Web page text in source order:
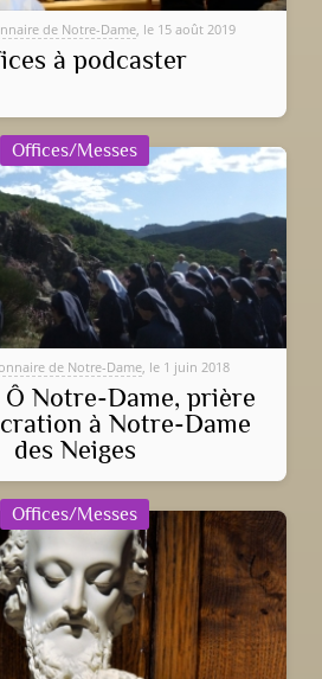
de Notre-Dame, le 15 août 2019
à podcaster
Offices/Messes
de Notre-Dame, le 1 juin 2018
Notre-Dame, prière
à Notre-Dame
des Neiges
Offices/Messes